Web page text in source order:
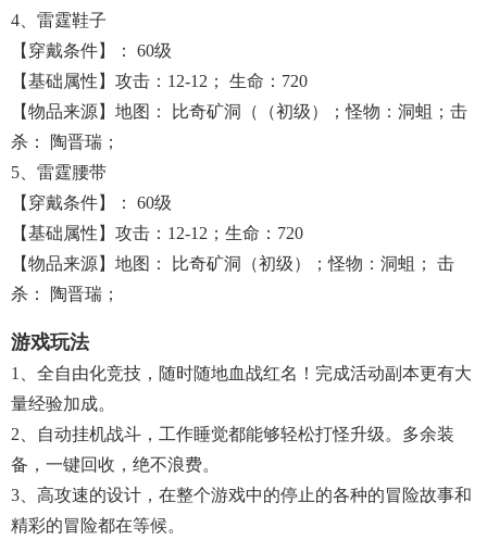
4、雷霆鞋子
【穿戴条件】： 60级
【基础属性】攻击：12-12； 生命：720
【物品来源】地图： 比奇矿洞（（初级）；怪物：洞蛆；击
杀： 陶晋瑞；
5、雷霆腰带
【穿戴条件】： 60级
【基础属性】攻击：12-12；生命：720
【物品来源】地图： 比奇矿洞（初级）；怪物：洞蛆； 击
杀： 陶晋瑞；
游戏玩法
1、全自由化竞技，随时随地血战红名！完成活动副本更有大
量经验加成。
2、自动挂机战斗，工作睡觉都能够轻松打怪升级。多余装
备，一键回收，绝不浪费。
3、高攻速的设计，在整个游戏中的停止的各种的冒险故事和
精彩的冒险都在等候。